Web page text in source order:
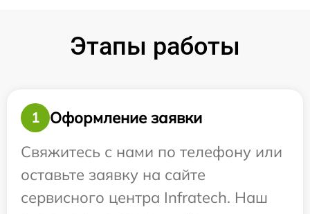
Этапы работы
1
Оформление заявки
Свяжитесь с нами по телефону или
оставьте заявку на сайте
сервисного центра Infratech. Наш